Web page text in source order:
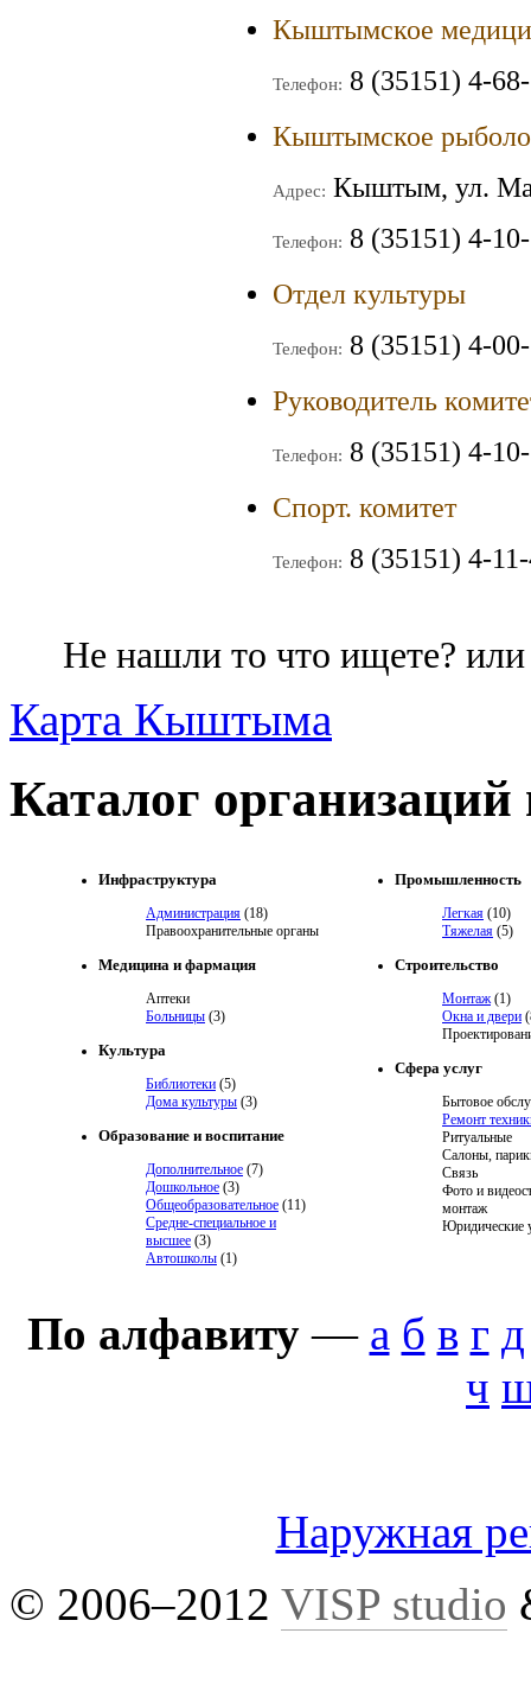
Кыштымское
Телефон: 8 (35151) 4-
Кыштымское
Адрес: Кыштым, ул.
Телефон: 8 (35151) 4-
Отдел культуры
Телефон: 8 (35151) 4-
Руководитель
Телефон: 8 (35151) 4-
Спорт. комитет
Телефон: 8 (35151) 4-
Не нашли то что ищете?
Карта Кыштыма
Каталог
Инфраструктура
Администрация (18)
Правоохранительные органы
Медицина и фармация
Аптеки
Больницы (3)
Культура
Библиотеки (5)
Дома культуры (3)
Образование и воспитание
Дополнительное (7)
Дошкольное (3)
Общеобразовательное (11)
Средне-специальное и
высшее (3)
Автошколы (1)
Промышленность
Легкая (10)
Тяжелая (5)
Строительство
Монтаж (1)
Окна и двери
Сфера услуг
Бытовое
Ремонт
Ритуальные
Салоны,
Связь
Фото и
монтаж
Юридические
По алфавиту— а б в г д
ч
Наружная
© 2006–2012 VISP studio